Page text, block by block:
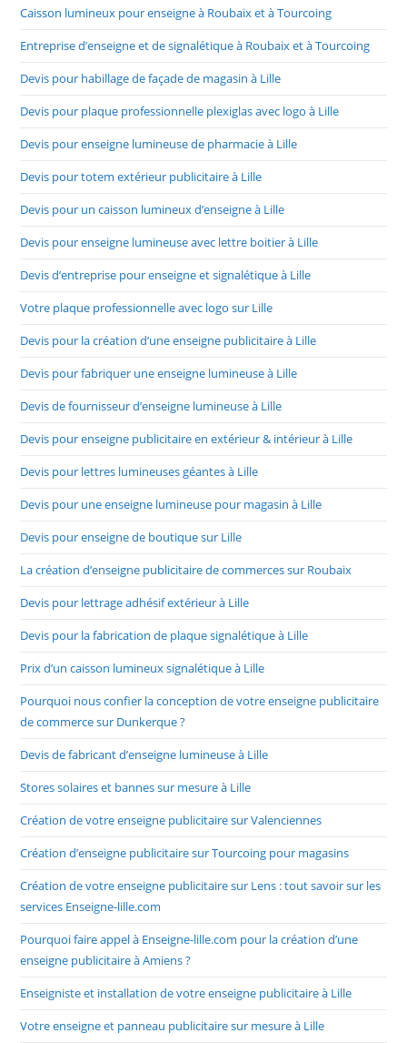
Caisson lumineux pour enseigne à Roubaix et à Tourcoing
Entreprise d’enseigne et de signalétique à Roubaix et à Tourcoing
Devis pour habillage de façade de magasin à Lille
Devis pour plaque professionnelle plexiglas avec logo à Lille
Devis pour enseigne lumineuse de pharmacie à Lille
Devis pour totem extérieur publicitaire à Lille
Devis pour un caisson lumineux d’enseigne à Lille
Devis pour enseigne lumineuse avec lettre boitier à Lille
Devis d’entreprise pour enseigne et signalétique à Lille
Votre plaque professionnelle avec logo sur Lille
Devis pour la création d’une enseigne publicitaire à Lille
Devis pour fabriquer une enseigne lumineuse à Lille
Devis de fournisseur d’enseigne lumineuse à Lille
Devis pour enseigne publicitaire en extérieur & intérieur à Lille
Devis pour lettres lumineuses géantes à Lille
Devis pour une enseigne lumineuse pour magasin à Lille
Devis pour enseigne de boutique sur Lille
La création d’enseigne publicitaire de commerces sur Roubaix
Devis pour lettrage adhésif extérieur à Lille
Devis pour la fabrication de plaque signalétique à Lille
Prix d’un caisson lumineux signalétique à Lille
Pourquoi nous confier la conception de votre enseigne publicitaire
de commerce sur Dunkerque ?
Devis de fabricant d’enseigne lumineuse à Lille
Stores solaires et bannes sur mesure à Lille
Création de votre enseigne publicitaire sur Valenciennes
Création d’enseigne publicitaire sur Tourcoing pour magasins
Création de votre enseigne publicitaire sur Lens : tout savoir sur les
services Enseigne-lille.com
Pourquoi faire appel à Enseigne-lille.com pour la création d’une
enseigne publicitaire à Amiens ?
Enseigniste et installation de votre enseigne publicitaire à Lille
Votre enseigne et panneau publicitaire sur mesure à Lille